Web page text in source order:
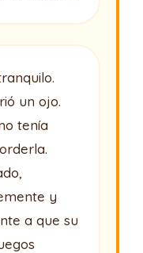
un ojo.
tenía
y
a que su